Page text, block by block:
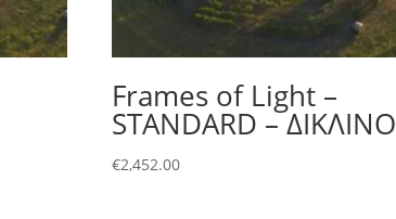
Frames of Light –
STANDARD – ΔΙΚΛΙΝΟ
€2,452.00